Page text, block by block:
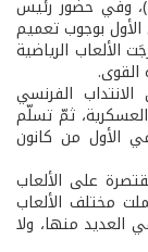
في مطلع عهد الاستقلال (4 كانون الأول 1944)، وفي حضور رئيس
بوجوب تعميم
الألعاب الرياضية
القوى.
الفرنسي
العسكرية، ثمّ تسلّم
الأول من كانون
على الألعاب
مختلف الألعاب
العديد منها، ولا